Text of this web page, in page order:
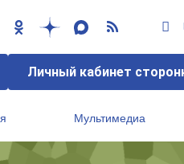
Личный кабинет
Мультимедиа